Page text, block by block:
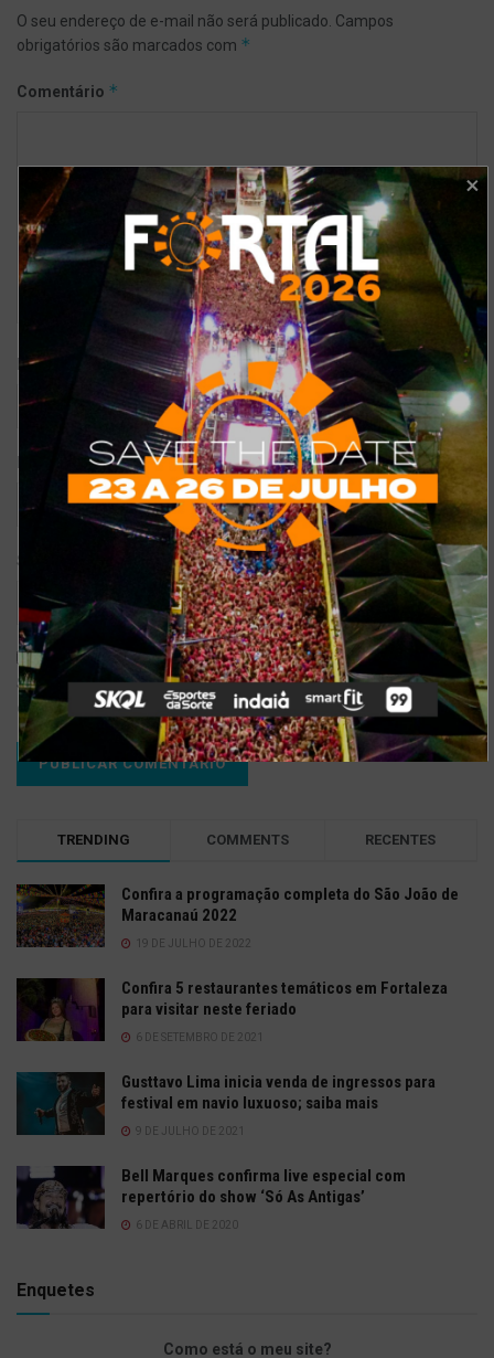
O seu endereço de e-mail não será publicado. Campos
obrigatórios são marcados com *
Comentário *
Nome
E-mail
Site
Salvar meus dados neste navegador para a próxima vez que eu
comentar.
TRENDING COMMENTS RECENTES
Confira a programação completa do São João de
Maracanaú 2022
19 DE JULHO DE 2022
Confira 5 restaurantes temáticos em Fortaleza
para visitar neste feriado
6 DE SETEMBRO DE 2021
Gusttavo Lima inicia venda de ingressos para
festival em navio luxuoso; saiba mais
9 DE JULHO DE 2021
Bell Marques confirma live especial com
repertório do show ‘Só As Antigas’
6 DE ABRIL DE 2020
Enquetes
Como está o meu site?